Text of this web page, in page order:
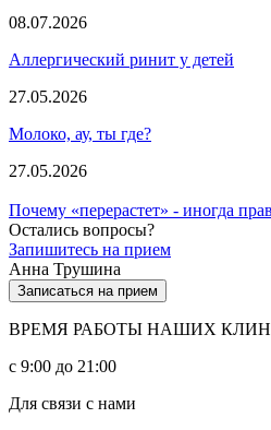
08.07.2026
Аллергический ринит у детей
27.05.2026
Молоко, ау, ты где?
27.05.2026
Почему «перерастет» - иногда
Остались вопросы?
Запишитесь на прием
Анна Трушина
Записаться на прием
ВРЕМЯ РАБОТЫ НАШИХ
с 9:00 до 21:00
Для связи с нами